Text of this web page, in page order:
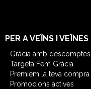
PER A VEÏNS I VEÏNES
Gràcia amb descomptes
Targeta Fem Gràcia
Premiem la teva compra
Promocions actives